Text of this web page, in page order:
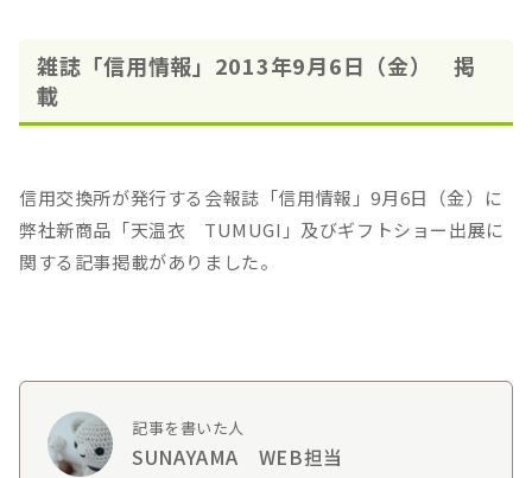
雑誌「信用情報」2013年9月6日（金） 掲
載
信用交換所が発行する会報誌「信用情報」9月6日（金）に
弊社新商品「天温衣 TUMUGI」及びギフトショー出展に
関する記事掲載がありました。
記事を書いた人
SUNAYAMA WEB担当